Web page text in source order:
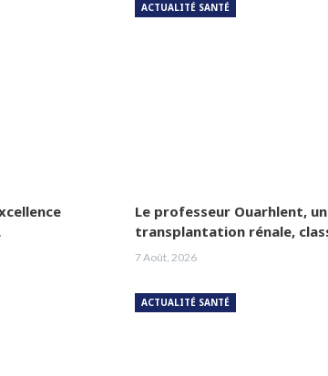
ACTUALITÉ SANTÉ
Le professeur Ouarhlent,
transplantation rénale,
7 Août, 2026
ACTUALITÉ SANTÉ